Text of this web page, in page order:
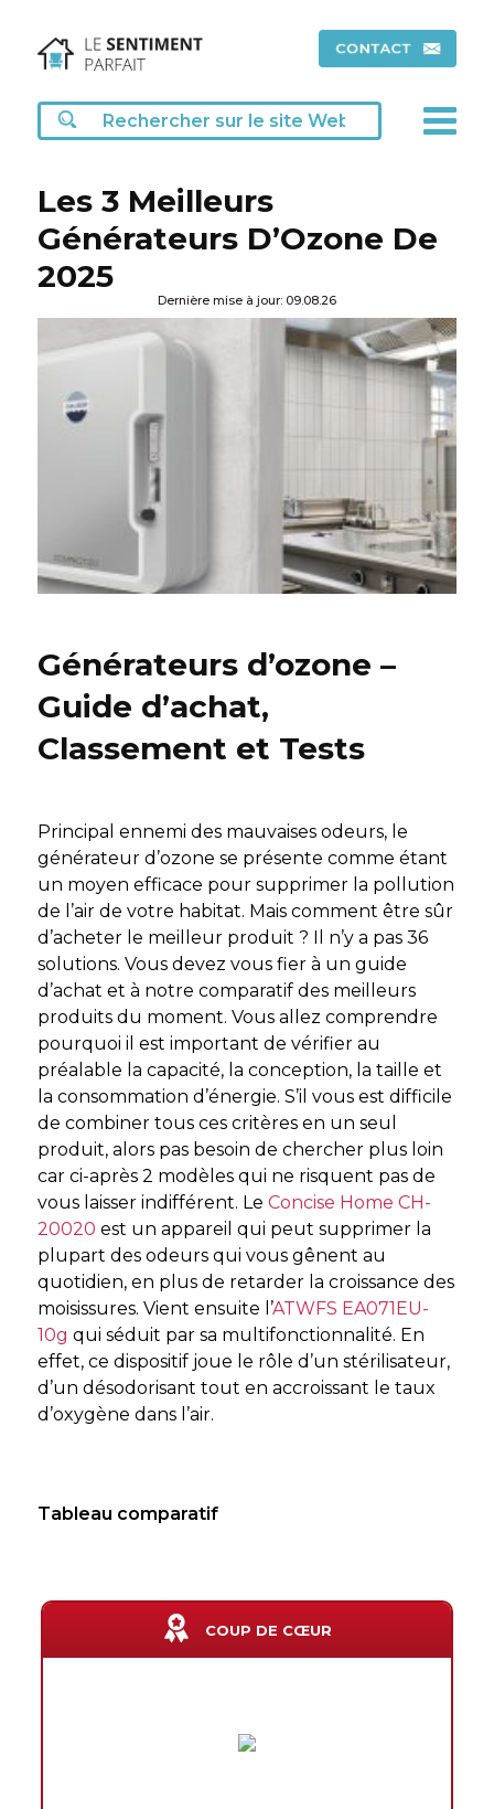
Les 3 Meilleurs
Générateurs D’Ozone De
2025
Dernière mise à jour: 09.08.26
Générateurs d’ozone –
Guide d’achat,
Classement et Tests
Principal ennemi des mauvaises odeurs, le
générateur d’ozone se présente comme étant
un moyen efficace pour supprimer la pollution
de l’air de votre habitat. Mais comment être sûr
d’acheter le meilleur produit ? Il n’y a pas 36
solutions. Vous devez vous fier à un guide
d’achat et à notre comparatif des meilleurs
produits du moment. Vous allez comprendre
pourquoi il est important de vérifier au
préalable la capacité, la conception, la taille et
la consommation d’énergie. S’il vous est difficile
de combiner tous ces critères en un seul
produit, alors pas besoin de chercher plus loin
car ci-après 2 modèles qui ne risquent pas de
vous laisser indifférent. Le Concise Home CH-
20020 est un appareil qui peut supprimer la
plupart des odeurs qui vous gênent au
quotidien, en plus de retarder la croissance des
moisissures. Vient ensuite l’ATWFS EA071EU-
10g qui séduit par sa multifonctionnalité. En
effet, ce dispositif joue le rôle d’un stérilisateur,
d’un désodorisant tout en accroissant le taux
d’oxygène dans l’air.
Tableau comparatif
COUP DE CŒUR